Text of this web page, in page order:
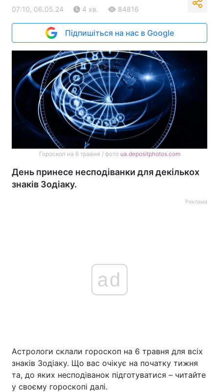
07:10, 06.05.24 4 хв. 84816
Підпишіться на нас в Google
Гороскоп на 6 травня / фото ua.depositphotos.com
День принесе несподіванки для декількох
знаків Зодіаку.
Реклама
ad
Астрологи склали гороскоп на 6 травня для всіх
знаків Зодіаку. Що вас очікує на початку тижня
та, до яких несподіванок підготуватися – читайте
у своєму гороскопі далі.